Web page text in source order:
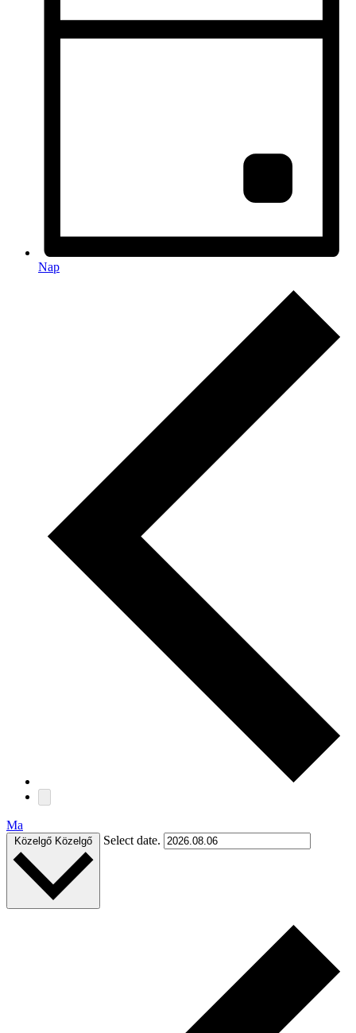
Nap
Ma
Közelgő Közelgő Select date.